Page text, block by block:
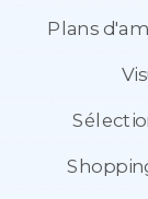
Plans